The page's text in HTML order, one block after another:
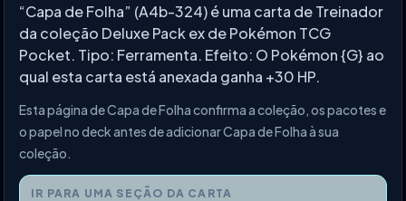
“Capa de Folha” (A4b-324) é uma carta de Treinador
da coleção Deluxe Pack ex de Pokémon TCG
Pocket. Tipo: Ferramenta. Efeito: O Pokémon {G} ao
qual esta carta está anexada ganha +30 HP.
Esta página de Capa de Folha confirma a coleção, os pacotes e
o papel no deck antes de adicionar Capa de Folha à sua
coleção.
IR PARA UMA SEÇÃO DA CARTA